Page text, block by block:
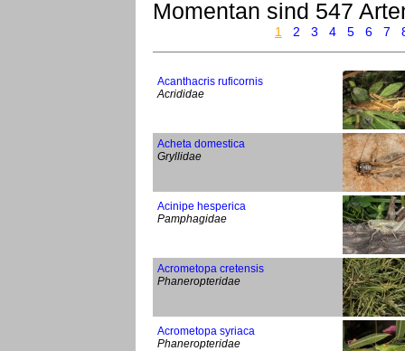
Momentan sind 547
1 2 3 4 5 6 7
Acanthacris ruficornis
Acrididae
Acheta domestica
Gryllidae
Acinipe hesperica
Pamphagidae
Acrometopa cretensis
Phaneropteridae
Acrometopa syriaca
Phaneropteridae